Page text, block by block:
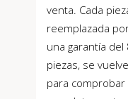
venta. Cada
reemplazada
una garantía del
piezas, se
para